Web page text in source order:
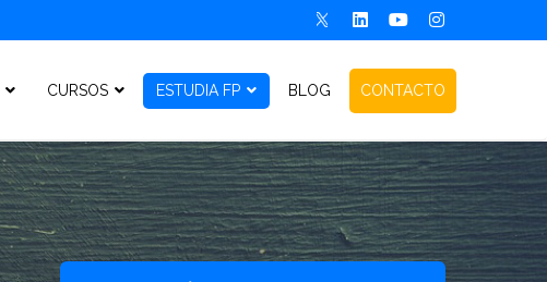
CURSOS ESTUDIA FP BLOG CONTACTO